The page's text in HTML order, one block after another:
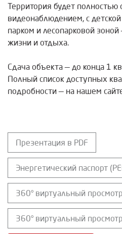
Территория будет полностью
видеонаблюдением, с
парком и лесопарковой
жизни и отдыха.
Сдача объекта — до конца 1
Полный список доступных
подробности — на нашем
Презентация в PDF
Энергетический паспорт
360° виртуальный просмотр
360° виртуальный просмотр